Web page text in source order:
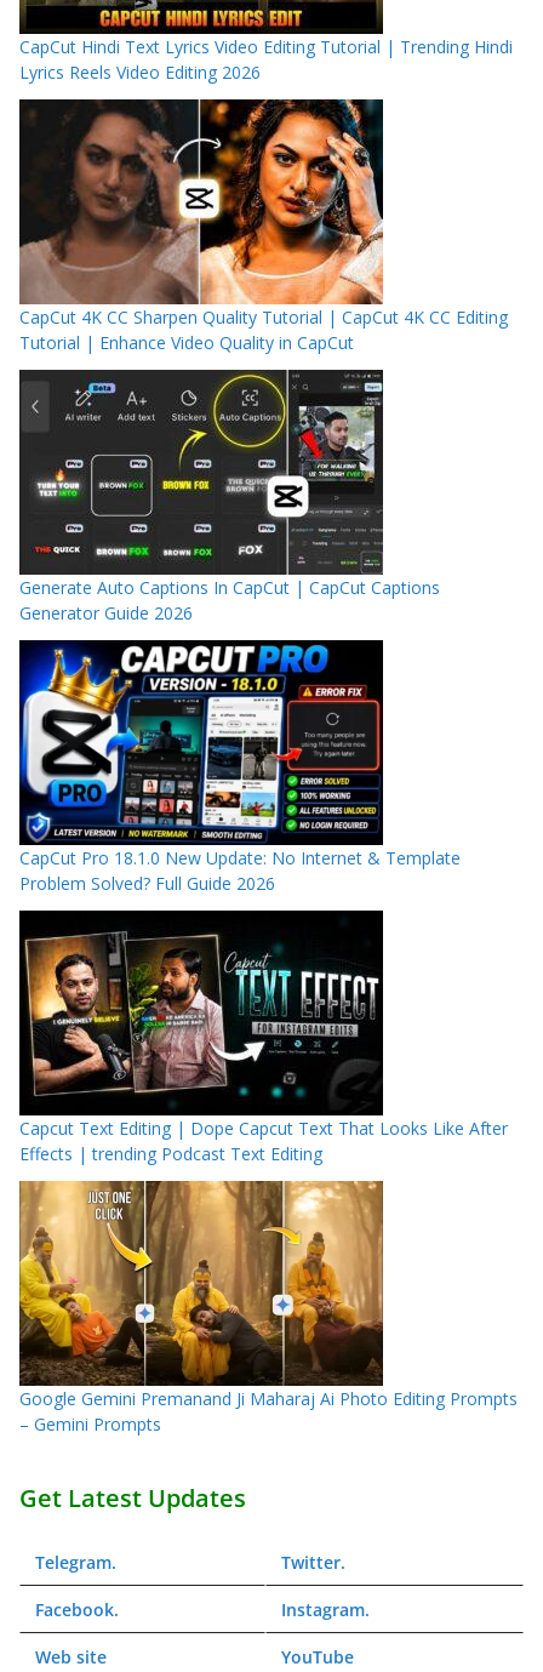
CapCut Hindi Text Lyrics Video Editing Tutorial | Trending Hindi
Lyrics Reels Video Editing 2026
CapCut 4K CC Sharpen Quality Tutorial | CapCut 4K CC Editing
Tutorial | Enhance Video Quality in CapCut
Generate Auto Captions In CapCut | CapCut Captions
Generator Guide 2026
CapCut Pro 18.1.0 New Update: No Internet & Template
Problem Solved? Full Guide 2026
Capcut Text Editing | Dope Capcut Text That Looks Like After
Effects | trending Podcast Text Editing
Google Gemini Premanand Ji Maharaj Ai Photo Editing Prompts
– Gemini Prompts
Get Latest Updates
Telegram. Twitter.
Facebook. Instagram.
Web site YouTube